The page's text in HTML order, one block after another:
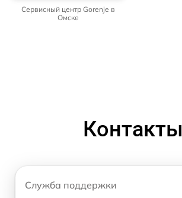
Сервисный центр Gorenje в
Омске
Контакты
Служба поддержки